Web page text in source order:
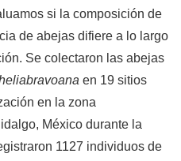
si la composición de
de abejas difiere a lo largo
Se colectaron las abejas
en 19 sitios
en la zona
México durante la
1127 individuos de